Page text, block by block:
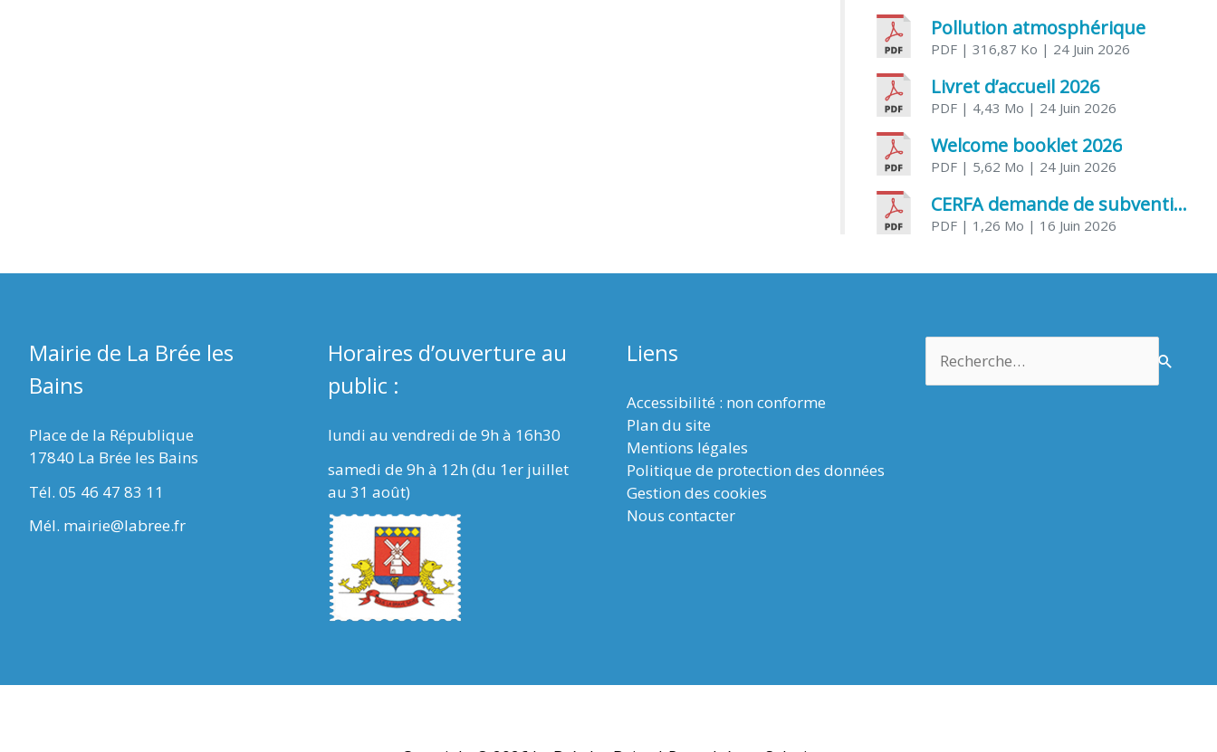
Pollution atmosphérique
PDF | 316,87 Ko | 24 Juin 2026
Livret d’accueil 2026
PDF | 4,43 Mo | 24 Juin 2026
Welcome booklet 2026
PDF | 5,62 Mo | 24 Juin 2026
CERFA demande de subvention association
PDF | 1,26 Mo | 16 Juin 2026
Mairie de La Brée les
Bains
Place de la République
17840 La Brée les Bains
Tél. 05 46 47 83 11
Mél. mairie@labree.fr
Horaires d’ouverture au
public :
lundi au vendredi de 9h à 16h30
samedi de 9h à 12h (du 1er juillet
au 31 août)
Liens
Accessibilité : non conforme
Plan du site
Mentions légales
Politique de protection des données
Gestion des cookies
Nous contacter